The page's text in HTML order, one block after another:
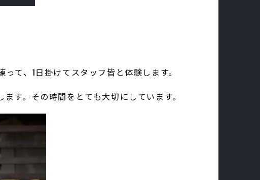
て、1日掛けてスタッフ皆と体験します。
す。その時間をとても大切にしています。